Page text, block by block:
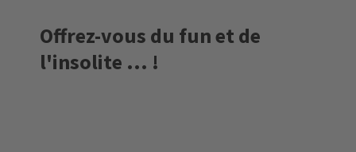
Offrez-vous du fun et de
l'insolite ... !